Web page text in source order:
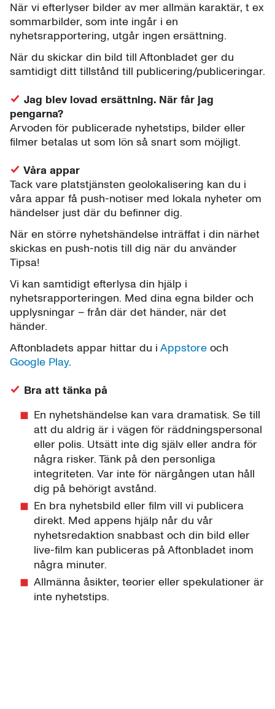
När vi efterlyser bilder av mer allmän karaktär, t ex
sommarbilder, som inte ingår i en
nyhetsrapportering, utgår ingen ersättning.
När du skickar din bild till Aftonbladet ger du
samtidigt ditt tillstånd till publicering/publiceringar.
Jag blev lovad ersättning. När får jag
pengarna?
Arvoden för publicerade nyhetstips, bilder eller
filmer betalas ut som lön så snart som möjligt.
Våra appar
Tack vare platstjänsten geolokalisering kan du i
våra appar få push-notiser med lokala nyheter om
händelser just där du befinner dig.
När en större nyhetshändelse inträffat i din närhet
skickas en push-notis till dig när du använder
Tipsa!
Vi kan samtidigt efterlysa din hjälp i
nyhetsrapporteringen. Med dina egna bilder och
upplysningar – från där det händer, när det
händer.
Aftonbladets appar hittar du i Appstore och
Google Play.
Bra att tänka på
En nyhetshändelse kan vara dramatisk. Se till
att du aldrig är i vägen för räddningspersonal
eller polis. Utsätt inte dig själv eller andra för
några risker. Tänk på den personliga
integriteten. Var inte för närgången utan håll
dig på behörigt avstånd.
En bra nyhetsbild eller film vill vi publicera
direkt. Med appens hjälp når du vår
nyhetsredaktion snabbast och din bild eller
live-film kan publiceras på Aftonbladet inom
några minuter.
Allmänna åsikter, teorier eller spekulationer är
inte nyhetstips.